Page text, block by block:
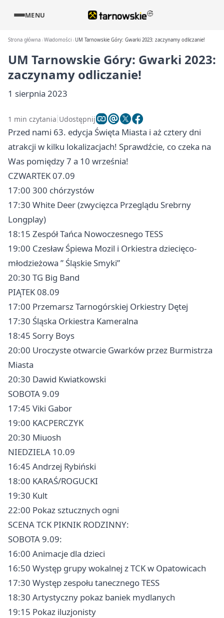
MENU
Strona główna Wiadomości UM Tarnowskie Góry: Gwarki 2023: zaczynamy odliczanie!
UM Tarnowskie Góry: Gwarki 2023:
zaczynamy odliczanie!
1 sierpnia 2023
1 min czytania Udostępnij
Przed nami 63. edycja Święta Miasta i aż cztery dni
atrakcji w kilku lokalizacjach! Sprawdźcie, co czeka na
Was pomiędzy 7 a 10 września!
CZWARTEK 07.09
17:00 300 chórzystów
17:30 White Deer (zwycięzca Przeglądu Srebrny
Longplay)
18:15 Zespół Tańca Nowoczesnego TESS
19:00 Czesław Śpiewa Mozil i Orkiestra dziecięco-
młodzieżowa ” Śląskie Smyki”
20:30 TG Big Band
PIĄTEK 08.09
17:00 Przemarsz Tarnogórskiej Orkiestry Dętej
17:30 Śląska Orkiestra Kameralna
18:45 Sorry Boys
20:00 Uroczyste otwarcie Gwarków przez Burmistrza
Miasta
20:30 Dawid Kwiatkowski
SOBOTA 9.09
17:45 Viki Gabor
19:00 KACPERCZYK
20:30 Miuosh
NIEDZIELA 10.09
16:45 Andrzej Rybiński
18:00 KARAŚ/ROGUCKI
19:30 Kult
22:00 Pokaz sztucznych ogni
SCENA TCK PIKNIK RODZINNY:
SOBOTA 9.09:
16:00 Animacje dla dzieci
16:50 Występ grupy wokalnej z TCK w Opatowicach
17:30 Występ zespołu tanecznego TESS
18:30 Artystyczny pokaz baniek mydlanych
19:15 Pokaz iluzjonisty